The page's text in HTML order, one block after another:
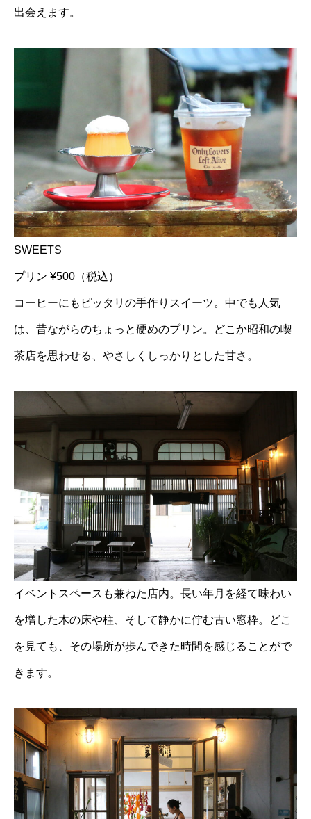
出会えます。
SWEETS
プリン ¥500（税込）
コーヒーにもピッタリの手作りスイーツ。中でも人気
は、昔ながらのちょっと硬めのプリン。どこか昭和の喫
茶店を思わせる、やさしくしっかりとした甘さ。
イベントスペースも兼ねた店内。長い年月を経て味わい
を増した木の床や柱、そして静かに佇む古い窓枠。どこ
を見ても、その場所が歩んできた時間を感じることがで
きます。